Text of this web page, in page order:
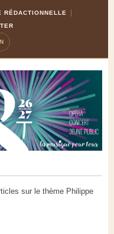
RÉDACTIONNELLE
sur le thème Philippe